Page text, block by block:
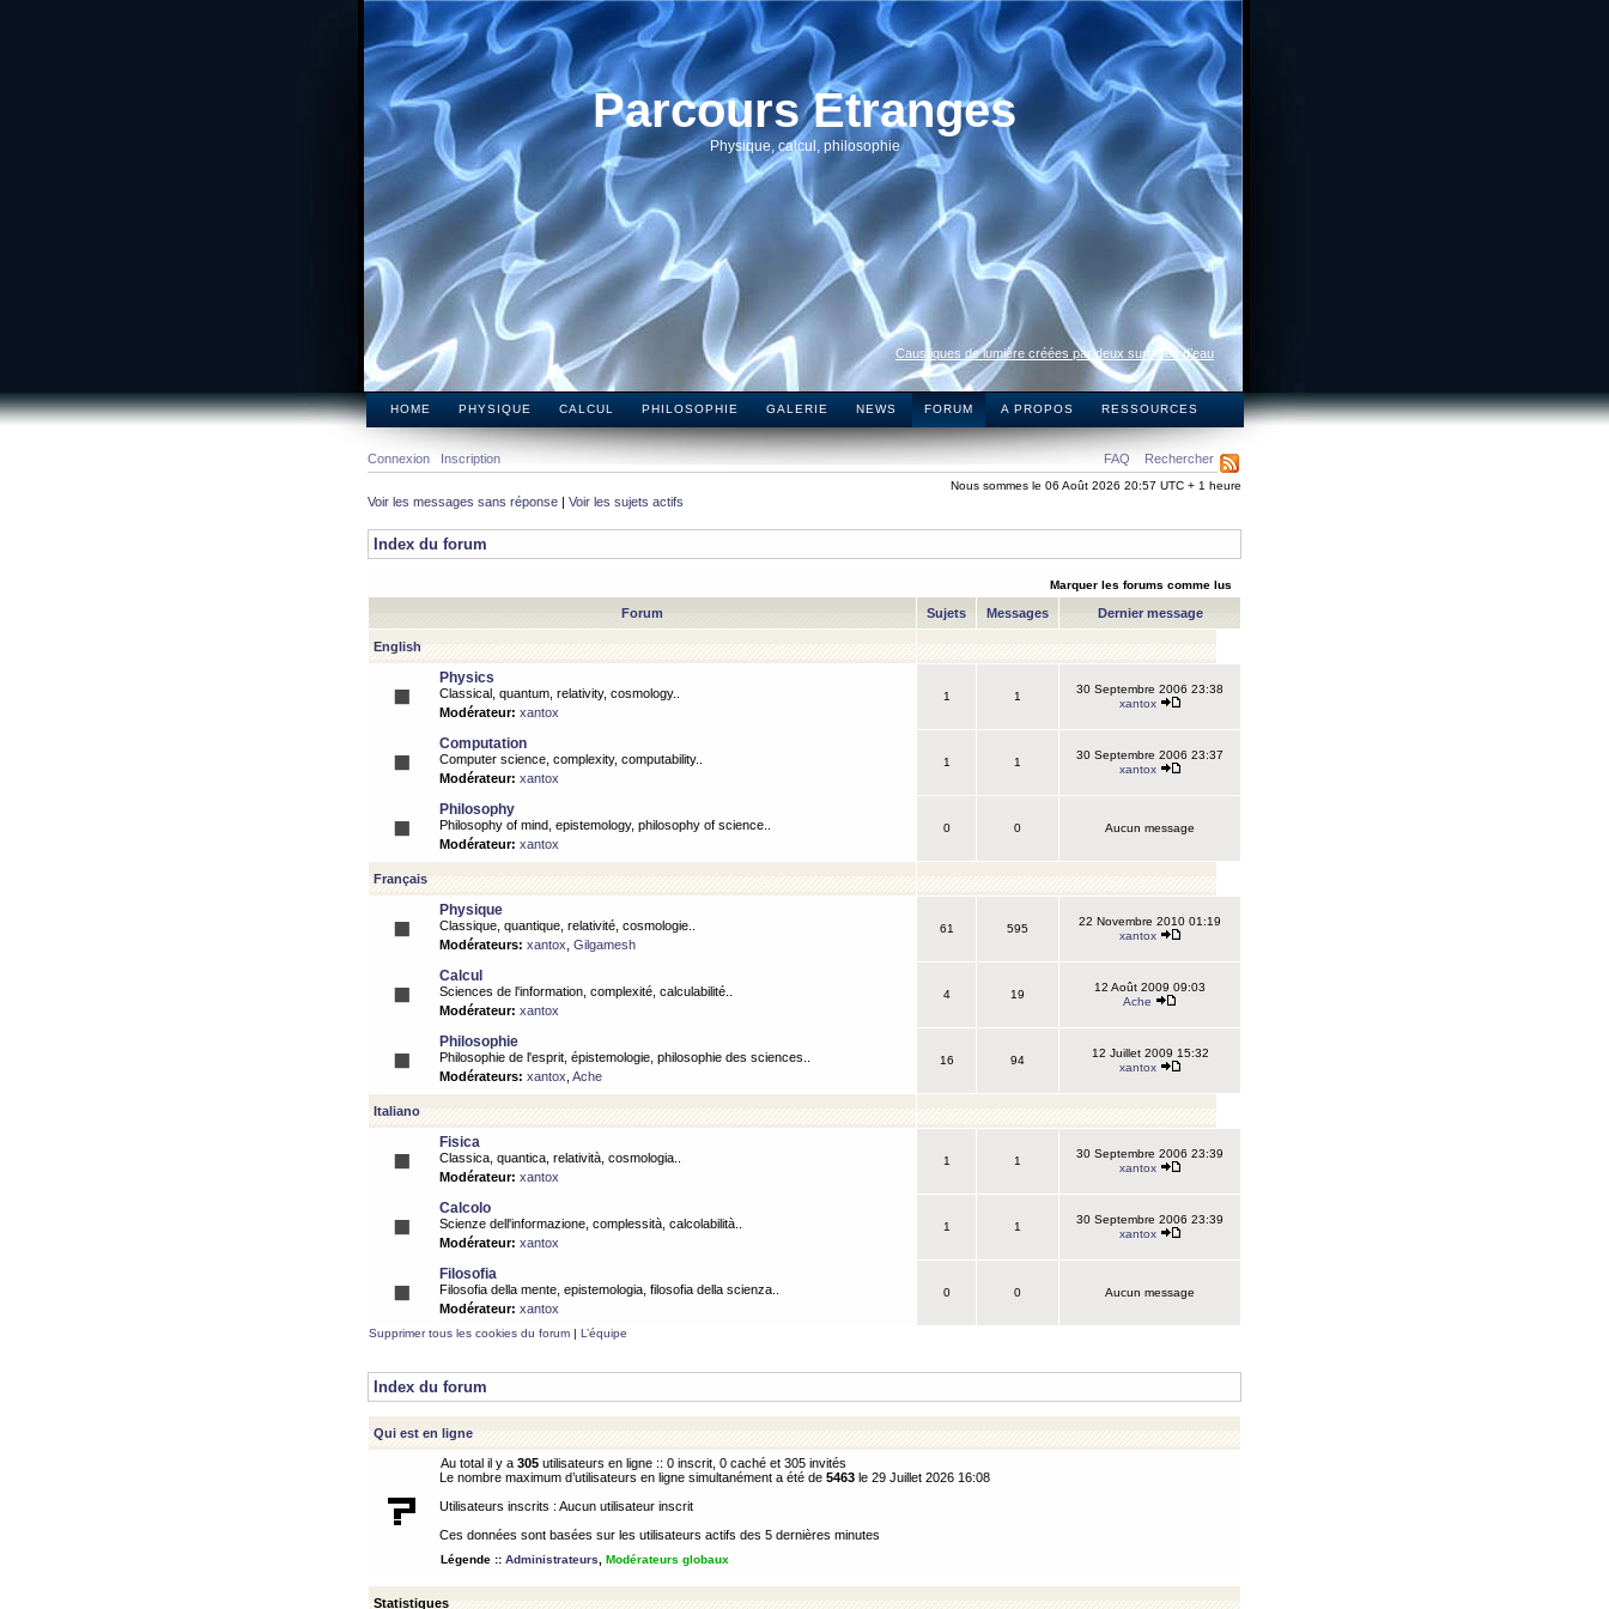
Parcours Etranges
Physique, calcul, philosophie
Caustiques de lumière créées par deux surfaces d’eau
HOME PHYSIQUE CALCUL PHILOSOPHIE GALERIE NEWS FORUM A PROPOS RESSOURCES
FAQ Rechercher
Connexion Inscription
Nous sommes le 06 Août 2026 20:57 UTC + 1 heure
Voir les messages sans réponse | Voir les sujets actifs
Index du forum
Marquer les forums comme lus
Forum Sujets Messages Dernier message
English
Physics
Classical, quantum, relativity, cosmology..
Modérateur: xantox
1 1
30 Septembre 2006 23:38
xantox
Computation
Computer science, complexity, computability..
Modérateur: xantox
1 1
30 Septembre 2006 23:37
xantox
Philosophy
Philosophy of mind, epistemology, philosophy of science..
Modérateur: xantox
0 0 Aucun message
Français
Physique
Classique, quantique, relativité, cosmologie..
Modérateurs: xantox Gilgamesh
61 595
22 Novembre 2010 01:19
xantox
Calcul
Sciences de l'information, complexité, calculabilité..
Modérateur: xantox
4 19
12 Août 2009 09:03
Ache
Philosophie
Philosophie de l'esprit, épistemologie, philosophie des sciences..
Modérateurs: xantox Ache
16 94
12 Juillet 2009 15:32
xantox
Italiano
Fisica
Classica, quantica, relatività, cosmologia..
Modérateur: xantox
1 1
30 Septembre 2006 23:39
xantox
Calcolo
Scienze dell'informazione, complessità, calcolabilità..
Modérateur: xantox
1 1
30 Septembre 2006 23:39
xantox
Filosofia
Filosofia della mente, epistemologia, filosofia della scienza..
Modérateur: xantox
0 0 Aucun message
Supprimer tous les cookies du forum | L’équipe
Index du forum
Qui est en ligne
Au total il y a 305 utilisateurs en ligne :: 0 inscrit, 0 caché et 305 invités
Le nombre maximum d’utilisateurs en ligne simultanément a été de 5463 le 29 Juillet 2026 16:08
Utilisateurs inscrits : Aucun utilisateur inscrit
Ces données sont basées sur les utilisateurs actifs des 5 dernières minutes
Légende :: Administrateurs Modérateurs globaux
Statistiques